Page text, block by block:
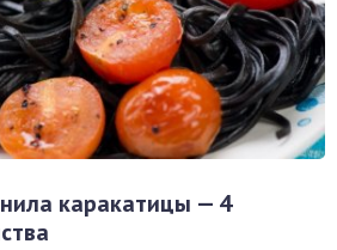
каракатицы — 4